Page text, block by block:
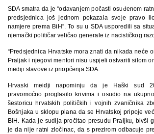
SDA smatra da je “odavanjem počasti osuđenom
predsjednica još jednom pokazala svoje pravo
namjere prema BiH”. To su u SDA usporedili sa
njemački političar veličao generale iz nacističkog
“Predsjednica Hrvatske mora znati da nikada neće
Praljak i njegovi mentori nisu uspjeli ostvariti silom
mediji stavove iz priopćenja SDA.
Hrvaski meidji napominju da je Haški sud
pravomoćno proglasilo krivima i osudio na
šestoricu hrvatskih političkih i vojnih zvaničnika
Bošnjaka u sklopu plana da se Hrvatskoj pripoje
BiH. Kada je sudija pročitao presudu Praljku, bivši
je da nije ratni zločinac, da s prezirom odbacuje